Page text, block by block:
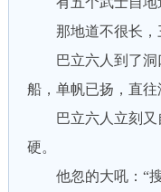
那地道不很长，
巴立六人到了洞
船，单帆已扬，直往
巴立六人立刻又
硬。
他忽的大吼：“搜